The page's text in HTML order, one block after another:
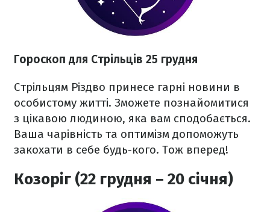
Гороскоп для Стрільців 25 грудня
Стрільцям Різдво принесе гарні новини в
особистому житті. Зможете познайомитися
з цікавою людиною, яка вам сподобається.
Ваша чарівність та оптимізм допоможуть
закохати в себе будь-кого. Тож вперед!
Козоріг (22 грудня – 20 січня)